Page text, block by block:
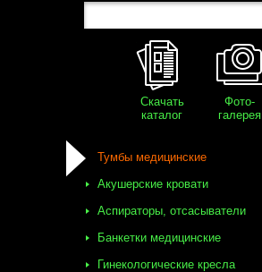
Скачать
каталог
Фото-
галерея
Тумбы медицинские
Акушерские кровати
Аспираторы, отсасыватели
Банкетки медицинские
Гинекологические кресла